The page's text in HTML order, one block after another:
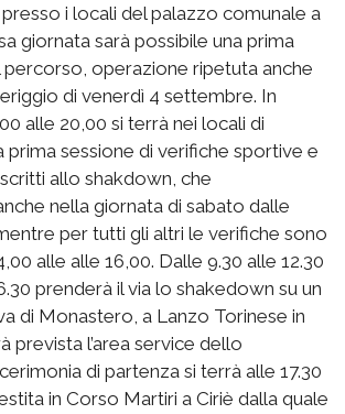
i locali del palazzo comunale a
giornata sarà possibile una prima
operazione ripetuta anche
di venerdì 4 settembre. In
alle 20,00 si terrà nei locali di
prima sessione di verifiche sportive e
allo shakdown, che
nella giornata di sabato dalle
per tutti gli altri le verifiche sono
alle alle 16,00. Dalle 9.30 alle 12.30
prenderà il via lo shakedown su un
di Monastero, a Lanzo Torinese in
prevista l’area service dello
di partenza si terrà alle 17.30
in Corso Martiri a Ciriè dalla quale